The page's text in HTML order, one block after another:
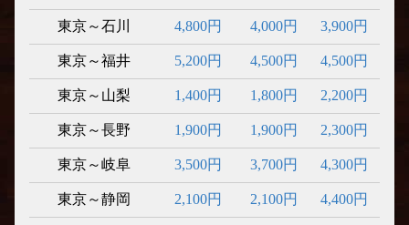
東京～石川 4,800円 4,000円 3,900円
東京～福井 5,200円 4,500円 4,500円
東京～山梨 1,400円 1,800円 2,200円
東京～長野 1,900円 1,900円 2,300円
東京～岐阜 3,500円 3,700円 4,300円
東京～静岡 2,100円 2,100円 4,400円